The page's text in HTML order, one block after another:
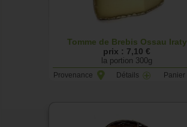
Tomme de Brebis Ossau Iraty
prix : 7,10 €
la portion 300g
Provenance Détails Panier